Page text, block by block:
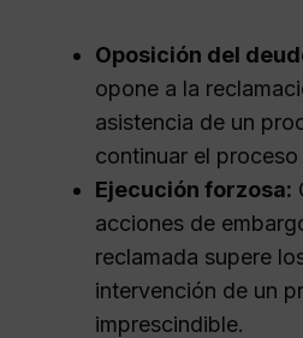
Oposición del
opone a la
asistencia de un
continuar el proceso
Ejecución forzosa:
acciones de
reclamada supere
intervención de un
imprescindible.